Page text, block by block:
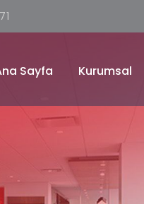
Sayfa Kurumsal